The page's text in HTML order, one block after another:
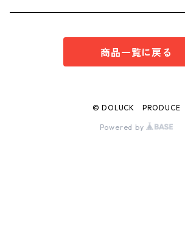
商品一覧に戻る
© DOLUCK PRODUCE
Powered by